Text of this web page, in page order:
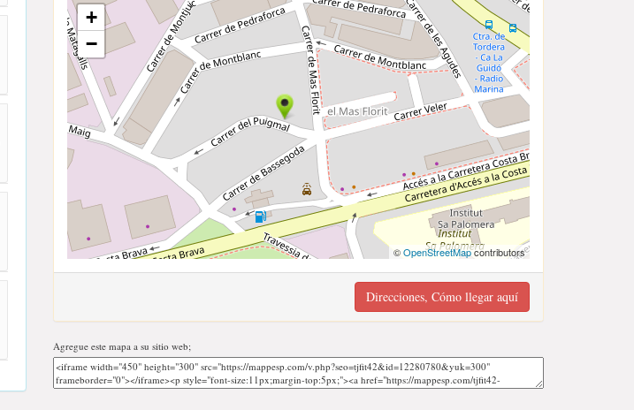
+
−
©OpenStreetMapcontributors
Direcciones, Cómo llegar aquí
Agregue este mapa a su sitio web;